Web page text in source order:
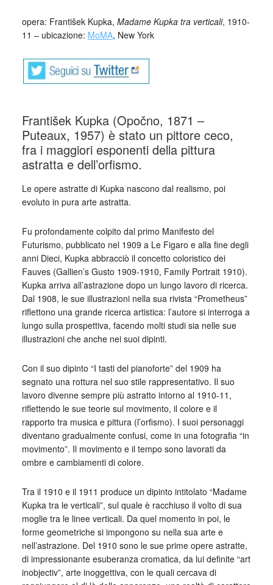
opera: František Kupka, Madame Kupka tra verticali, 1910-
11 – ubicazione: MoMA, New York
František Kupka (Opočno, 1871 –
Puteaux, 1957) è stato un pittore ceco,
fra i maggiori esponenti della pittura
astratta e dell’orfismo.
Le opere astratte di Kupka nascono dal realismo, poi
evoluto in pura arte astratta.
Fu profondamente colpito dal primo Manifesto del
Futurismo, pubblicato nel 1909 a Le Figaro e alla fine degli
anni Dieci, Kupka abbracciò il concetto coloristico dei
Fauves (Gallien’s Gusto 1909-1910, Family Portrait 1910).
Kupka arriva all’astrazione dopo un lungo lavoro di ricerca.
Dal 1908, le sue illustrazioni nella sua rivista “Prometheus”
riflettono una grande ricerca artistica: l’autore si interroga a
lungo sulla prospettiva, facendo molti studi sia nelle sue
illustrazioni che anche nei suoi dipinti.
Con il suo dipinto “I tasti del pianoforte” del 1909 ha
segnato una rottura nel suo stile rappresentativo. Il suo
lavoro divenne sempre più astratto intorno al 1910-11,
riflettendo le sue teorie sul movimento, il colore e il
rapporto tra musica e pittura (l’orfismo). I suoi personaggi
diventano gradualmente confusi, come in una fotografia “in
movimento”. Il movimento e il tempo sono lavorati da
ombre e cambiamenti di colore.
Tra il 1910 e il 1911 produce un dipinto intitolato “Madame
Kupka tra le verticali”, sul quale è racchiuso il volto di sua
moglie tra le linee verticali. Da quel momento in poi, le
forme geometriche si impongono su nella sua arte e
nell’astrazione. Del 1910 sono le sue prime opere astratte,
di impressionante esuberanza cromatica, da lui definite “art
inobjectiv”, arte inoggettiva, con le quali cercava di